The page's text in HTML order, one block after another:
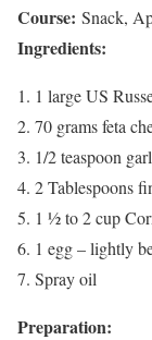
Course: Snack,
Ingredients:
1 large US
70 grams feta
1/2 teaspoon
2 Tablespoons
1 ½ to 2 cup
1 egg – lightly
Spray oil
Preparation: